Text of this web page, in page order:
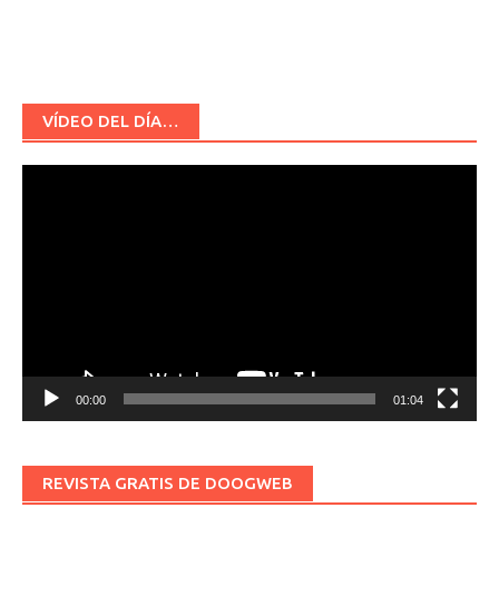
VÍDEO DEL DÍA…
00:00 01:04
REVISTA GRATIS DE DOOGWEB